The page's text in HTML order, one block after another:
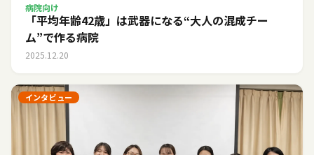
病院向け
「平均年齢42歳」は武器になる――“大人の混成チー
ム”で作る病院
2025.12.20
インタビュー